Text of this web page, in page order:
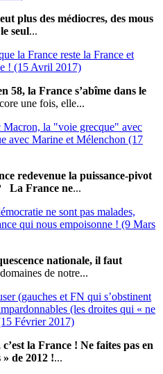
plus des médiocres, des mous
seul...
la France reste la France et
! (15 Avril 2017)
58, la France s’abîme dans le
une fois, elle...
la "voie grecque" avec
avec Marine et Mélenchon (17
redevenue la puissance-pivot
La France ne...
ne sont pas malades,
qui nous empoisonne ! (9 Mars
nationale, il faut
de notre...
(gauches et FN qui s’obstinent
(les droites qui « ne
Février 2017)
la France ! Ne faites pas en
» de 2012 !...